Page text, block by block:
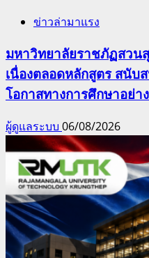
ข่าวล่ามาแรง
มหาวิทยาลัยราชภัฏสว
เนื่องตลอดหลักสูตร สนับ
โอกาสทางการศึกษาอย่า
ผู้ดูแลระบบ 06/08/2026